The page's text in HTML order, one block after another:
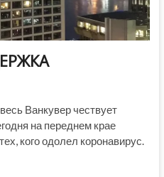
Ванкувер чествует
на переднем крае
кого одолел коронавирус.